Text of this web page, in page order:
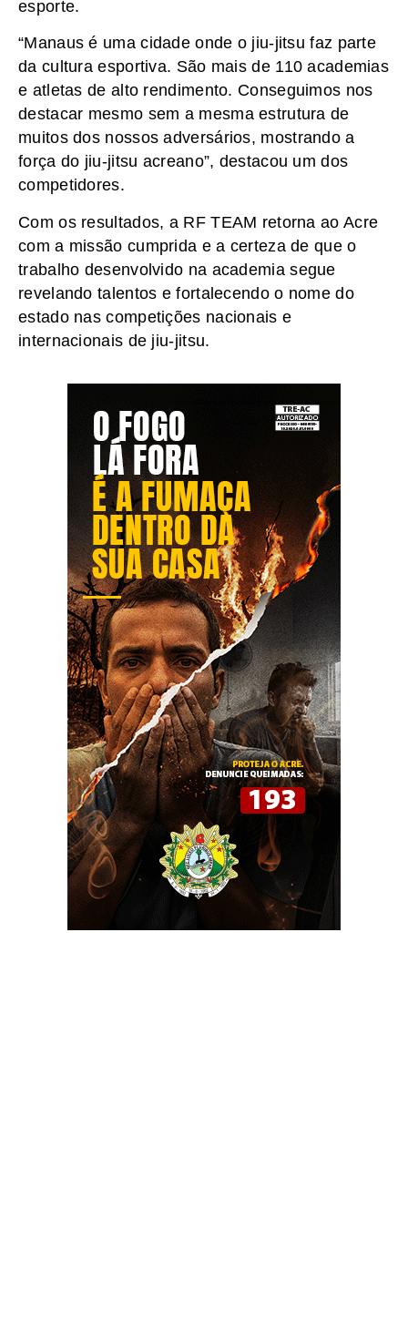
esporte.
“Manaus é uma cidade onde o jiu-jitsu faz parte
da cultura esportiva. São mais de 110 academias
e atletas de alto rendimento. Conseguimos nos
destacar mesmo sem a mesma estrutura de
muitos dos nossos adversários, mostrando a
força do jiu-jitsu acreano”, destacou um dos
competidores.
Com os resultados, a RF TEAM retorna ao Acre
com a missão cumprida e a certeza de que o
trabalho desenvolvido na academia segue
revelando talentos e fortalecendo o nome do
estado nas competições nacionais e
internacionais de jiu-jitsu.